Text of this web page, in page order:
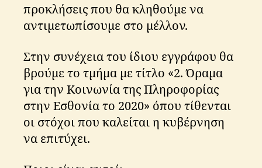
προκλήσεις που θα κληθούμε να
αντιμετωπίσουμε στο μέλλον.
Στην συνέχεια του ίδιου εγγράφου θα
βρούμε το τμήμα με τίτλο «2. Όραμα
για την Κοινωνία της Πληροφορίας
στην Εσθονία το 2020» όπου τίθενται
οι στόχοι που καλείται η κυβέρνηση
να επιτύχει.